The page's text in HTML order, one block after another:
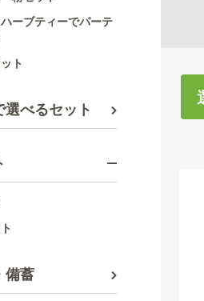
ーブティーでパーテ
ト
選べるセット
備蓄